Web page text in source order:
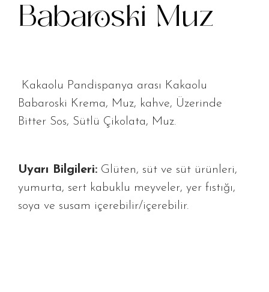
Babaroski Muz
Kakaolu Pandispanya arası Kakaolu
Babaroski Krema, Muz, kahve, Üzerinde
Bitter Sos, Sütlü Çikolata, Muz.
Uyarı Bilgileri: Glüten, süt ve süt ürünleri,
yumurta, sert kabuklu meyveler, yer fıstığı,
soya ve susam içerebilir/içerebilir.